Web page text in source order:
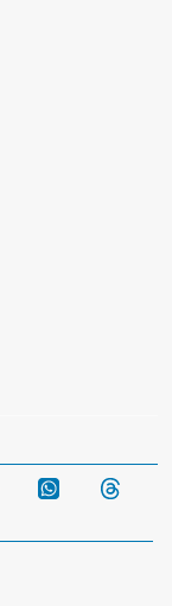
Telegram WhatsApp